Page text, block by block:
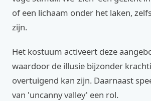
of een lichaam onder het laken,
zijn.
Het kostuum activeert deze
waardoor de illusie bijzonder
overtuigend kan zijn. Daarnaast
van 'uncanny valley' een rol.